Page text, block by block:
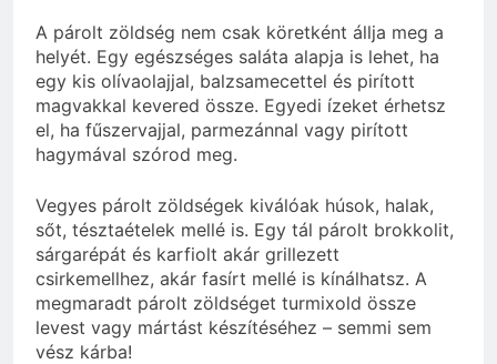
A párolt zöldség nem csak köretként állja meg a
helyét. Egy egészséges saláta alapja is lehet, ha
egy kis olívaolajjal, balzsamecettel és pirított
magvakkal kevered össze. Egyedi ízeket érhetsz
el, ha fűszervajjal, parmezánnal vagy pirított
hagymával szórod meg.
Vegyes párolt zöldségek kiválóak húsok, halak,
sőt, tésztaételek mellé is. Egy tál párolt brokkolit,
sárgarépát és karfiolt akár grillezett
csirkemellhez, akár fasírt mellé is kínálhatsz. A
megmaradt párolt zöldséget turmixold össze
levest vagy mártást készítéséhez – semmi sem
vész kárba!